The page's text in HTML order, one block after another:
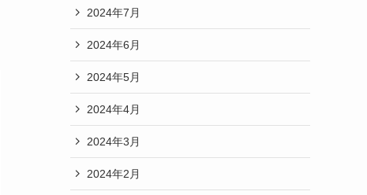
2024年7月
2024年6月
2024年5月
2024年4月
2024年3月
2024年2月